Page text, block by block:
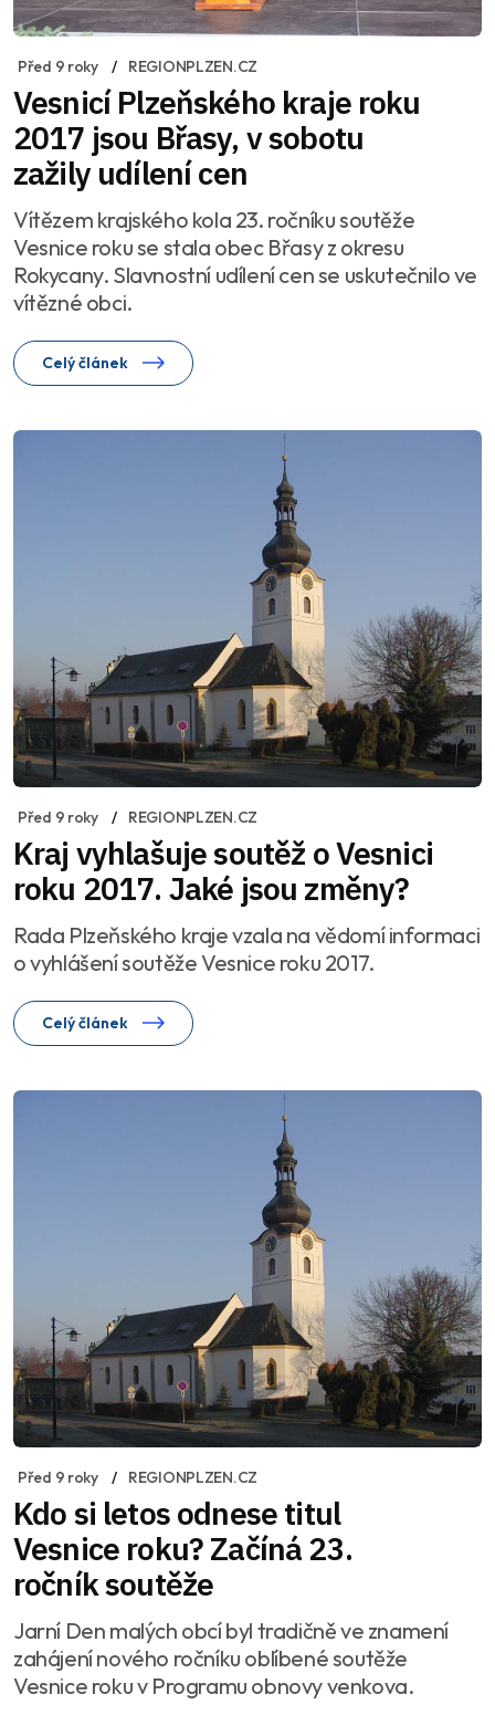
Před 9 roky REGIONPLZEN.CZ
Vesnicí Plzeňského kraje roku
2017 jsou Břasy, v sobotu
zažily udílení cen
Vítězem krajského kola 23. ročníku soutěže
Vesnice roku se stala obec Břasy z okresu
Rokycany. Slavnostní udílení cen se uskutečnilo ve
vítězné obci.
Celý článek
Před 9 roky REGIONPLZEN.CZ
Kraj vyhlašuje soutěž o Vesnici
roku 2017. Jaké jsou změny?
Rada Plzeňského kraje vzala na vědomí informaci
o vyhlášení soutěže Vesnice roku 2017.
Celý článek
Před 9 roky REGIONPLZEN.CZ
Kdo si letos odnese titul
Vesnice roku? Začíná 23.
ročník soutěže
Jarní Den malých obcí byl tradičně ve znamení
zahájení nového ročníku oblíbené soutěže
Vesnice roku v Programu obnovy venkova.